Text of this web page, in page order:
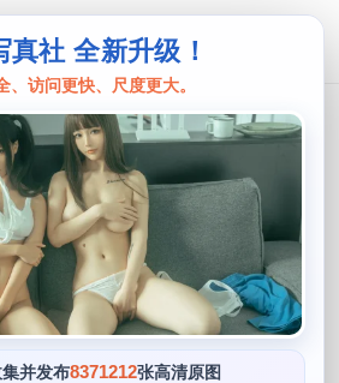
真社 全新升级！
、访问更快、尺度更大。
并发布8371212张高清原图
胶衣，青春活力的化身
799
文